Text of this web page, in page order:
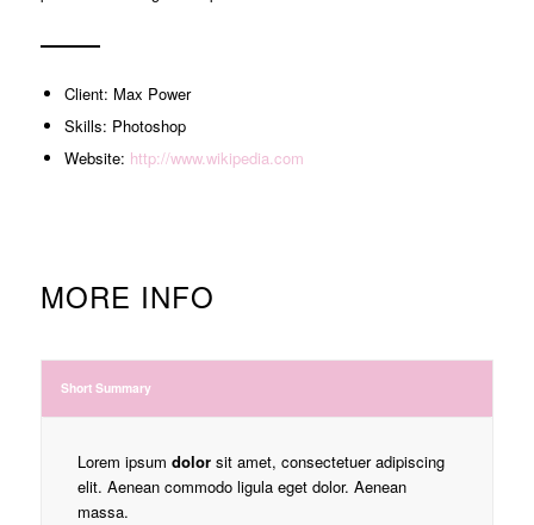
Client: Max Power
Skills: Photoshop
Website: http://www.wikipedia.com
MORE INFO
Short Summary
Lorem ipsum dolorsit amet, consectetuer adipiscing
elit. Aenean commodo ligula eget dolor. Aenean
massa.